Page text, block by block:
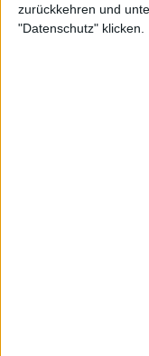
zurückkehren und
"Datenschutz" klicken.
auf sie ausgeübt
Tennis Bolshei